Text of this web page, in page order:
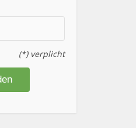
(*) verplicht